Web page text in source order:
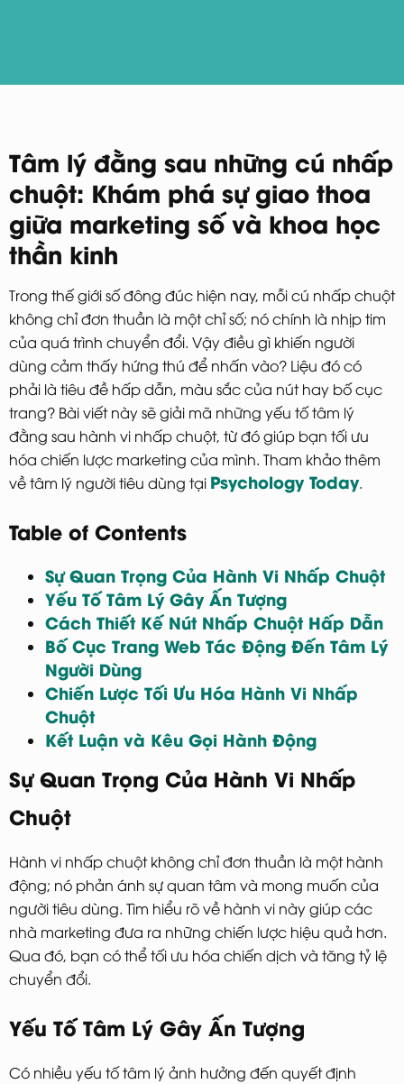
Tâm lý đằng sau những cú nhấp
chuột: Khám phá sự giao thoa
giữa marketing số và khoa học
thần kinh
Trong thế giới số đông đúc hiện nay, mỗi cú nhấp chuột
không chỉ đơn thuần là một chỉ số; nó chính là nhịp tim
của quá trình chuyển đổi. Vậy điều gì khiến người
dùng cảm thấy hứng thú để nhấn vào? Liệu đó có
phải là tiêu đề hấp dẫn, màu sắc của nút hay bố cục
trang? Bài viết này sẽ giải mã những yếu tố tâm lý
đằng sau hành vi nhấp chuột, từ đó giúp bạn tối ưu
hóa chiến lược marketing của mình. Tham khảo thêm
về tâm lý người tiêu dùng tại Psychology Today.
Table of Contents
Sự Quan Trọng Của Hành Vi Nhấp Chuột
Yếu Tố Tâm Lý Gây Ấn Tượng
Cách Thiết Kế Nút Nhấp Chuột Hấp Dẫn
Bố Cục Trang Web Tác Động Đến Tâm Lý
Người Dùng
Chiến Lược Tối Ưu Hóa Hành Vi Nhấp
Chuột
Kết Luận và Kêu Gọi Hành Động
Sự Quan Trọng Của Hành Vi Nhấp
Chuột
Hành vi nhấp chuột không chỉ đơn thuần là một hành
động; nó phản ánh sự quan tâm và mong muốn của
người tiêu dùng. Tìm hiểu rõ về hành vi này giúp các
nhà marketing đưa ra những chiến lược hiệu quả hơn.
Qua đó, bạn có thể tối ưu hóa chiến dịch và tăng tỷ lệ
chuyển đổi.
Yếu Tố Tâm Lý Gây Ấn Tượng
Có nhiều yếu tố tâm lý ảnh hưởng đến quyết định